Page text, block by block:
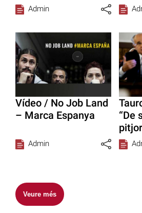
Admin
Vídeo / No Job Land
– Marca Espanya
Admin
“De
Veure més